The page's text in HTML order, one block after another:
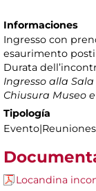
Informaciones
Ingresso con
esaurimento
Durata
Ingresso alla Sala
Chiusura Museo
Tipología
Evento|Reuniones
Locandina